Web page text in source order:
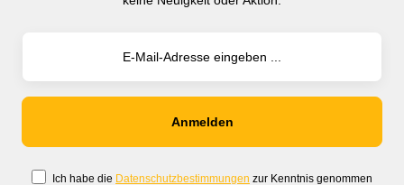
Ich habe die Datenschutzbestimmungen zur Kenntnis genommen